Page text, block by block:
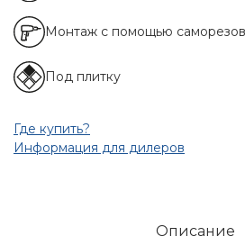
Монтаж с помощью саморезов
Под плитку
Где купить?
Информация для дилеров
Описание